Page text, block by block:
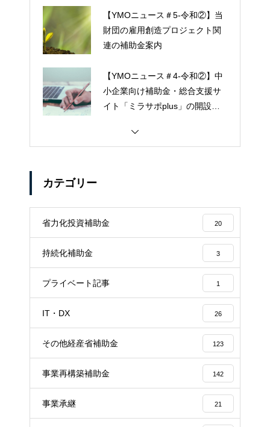
【YMOニュース＃5-令和②】当
財団の雇用創造プロジェクト関
連の補助金案内
【YMOニュース＃4-令和②】中
小企業向け補助金・総合支援サ
イト「ミラサポplus」の開設に
カテゴリー
省力化投資補助金 20
持続化補助金 3
プライベート記事 1
IT・DX 26
その他経産省補助金 123
事業再構築補助金 142
事業承継 21